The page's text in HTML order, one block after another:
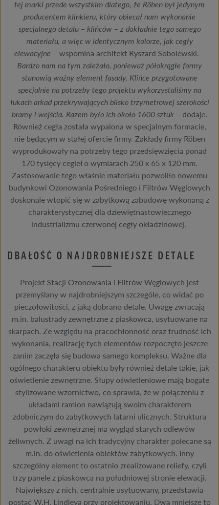
tej marki przede wszystkim dlatego, że Röben był jedynym
producentem klinkieru, który obiecał nam wykonanie
specjalnego detalu – klińców – z dokładnie tego samego
materiału, a więc w identycznym kolorze, jak cegły
elewacyjne – wspomina architekt Ryszard Sobolewski. –
Bardzo nam na tym zależało, ponieważ półokrągłe formy
stanowią ważny element fasady. Klińce przygotowane
specjalnie na potrzeby tego projektu wykorzystaliśmy na
łukach arkad przekrywających blisko trzymetrowej szerokości
bramy i wejścia. Razem było ich około 1600 sztuk – dodaje.
Również cegła została wypalona w specjalnym formacie,
nie będącym w stałej ofercie firmy. Zakłady firmy Röben
wyprodukowały na potrzeby tego przedsięwzięcia ponad
170 tysięcy cegieł o wymiarach 250 x 65 x 120 mm.
Zastosowanie tego właśnie materiału pozwoliło nowemu
budynkowi Ozonowania Pośredniego i Filtrów Węglowych
doskonale wtopić się w zabytkową zabudowę wykonaną z
charakterystycznej dla dziewiętnastowiecznego
industrializmu czerwonej cegły okładzinowej.
DBAŁOŚĆ O NAJDROBNIEJSZE DETALE
Projekt Stacji Ozonowania i Filtrów Węglowych jest
przemyślany w najdrobniejszym szczególe, co widać po
pieczołowitości, z jaką dobrano detale. Uwagę zwracają
m.in. balustrady zewnętrzne z piaskowca, usytuowane na
skarpach. Ze względu na pracochłonność oraz trudność ich
wykonania, realizację tych elementów rozpoczęto jeszcze
zanim zaczęła się budowa samego kompleksu. Ważne dla
ogólnego charakteru obiektu były również detale takie, jak
oświetlenie zewnętrzne. Słupy oświetleniowe mają bogate
stylizowane wzornictwo, co sprawia, że w połączeniu z
układami ramion nawiązują swoim charakterem
zdobniczym do zabytkowych latarni ulicznych. Struktura
powłoki zewnętrznej ma wygląd starych odlewów
żeliwnych. Z uwagi na ich tradycyjny charakter polecane są
m.in. do oświetlenia obiektów zabytkowych. Inny
szczególny element to ostatnio zrealizowane reliefy, czyli
trzy panele z piaskowca na południowej stronie elewacji.
Największy z nich, centralnie usytuowany, przedstawia
postać W.H. Lindleya przy projektowaniu. Dwa mniejsze to